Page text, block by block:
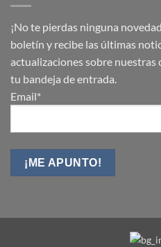
¡No te pierdas ninguna
boletín y recibe las últimas
actualizaciones sobre nuestras
tu bandeja de entrada.
Email*